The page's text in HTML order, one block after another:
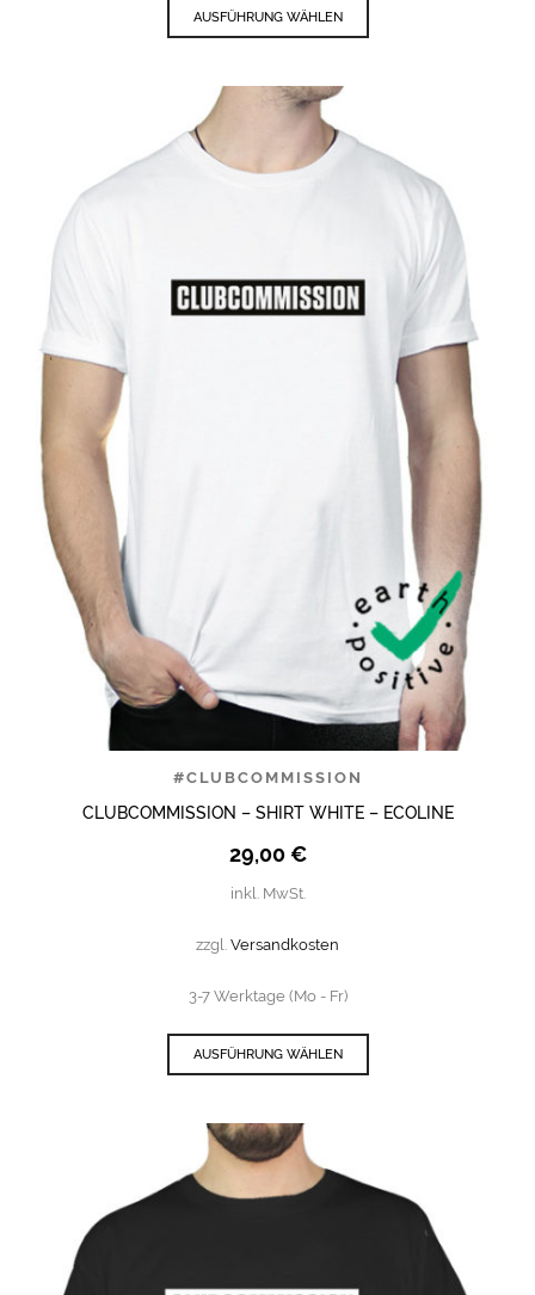
AUSFÜHRUNG WÄHLEN
#CLUBCOMMISSION
CLUBCOMMISSION – SHIRT WHITE – ECOLINE
29,00€
inkl. MwSt.
zzgl. Versandkosten
3-7 Werktage (Mo - Fr)
AUSFÜHRUNG WÄHLEN